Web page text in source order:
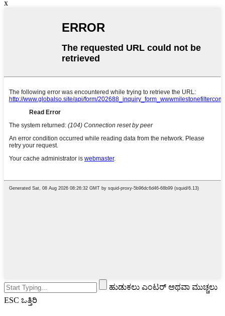
x
ಹುಡುಕಲು ಎಂಟರ್ ಅಥವಾ ಮುಚ್ಚಲು
ESC ಒತ್ತಿರಿ